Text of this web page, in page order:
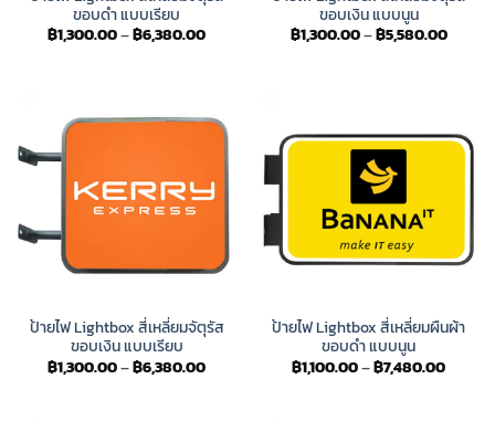
ขอบดำ แบบเรียบ
฿1,300.00–฿6,380.00Price
ขอบเงิน แบบนูน
฿1,300.00–฿5,580.00Price
range:
ป้ายไฟ Lightbox สี่เหลี่ยมจัตุรัส
ขอบเงิน แบบเรียบ
฿1,300.00–฿6,380.00Price
ป้ายไฟ Lightbox สี่เหลี่ยมผืนผ้า
ขอบดำ แบบนูน
฿1,100.00–฿7,480.00Price